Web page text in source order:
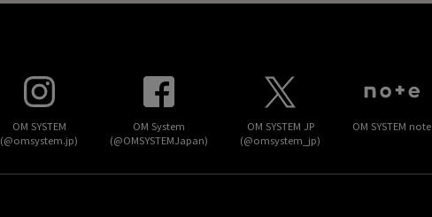
OM SYSTEM
(@omsystem.jp)
OM System
(@OMSYSTEMJapan)
OM SYSTEM JP
(@omsystem_jp)
OM SYSTEM note